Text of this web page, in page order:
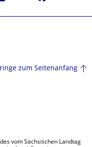
zum Seitenanfang
vom Sächsischen Landtag